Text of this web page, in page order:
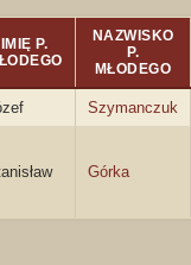
IMIĘ P.
NAZWISKO
P.
MŁODEGO
Szymanczuk
Górka